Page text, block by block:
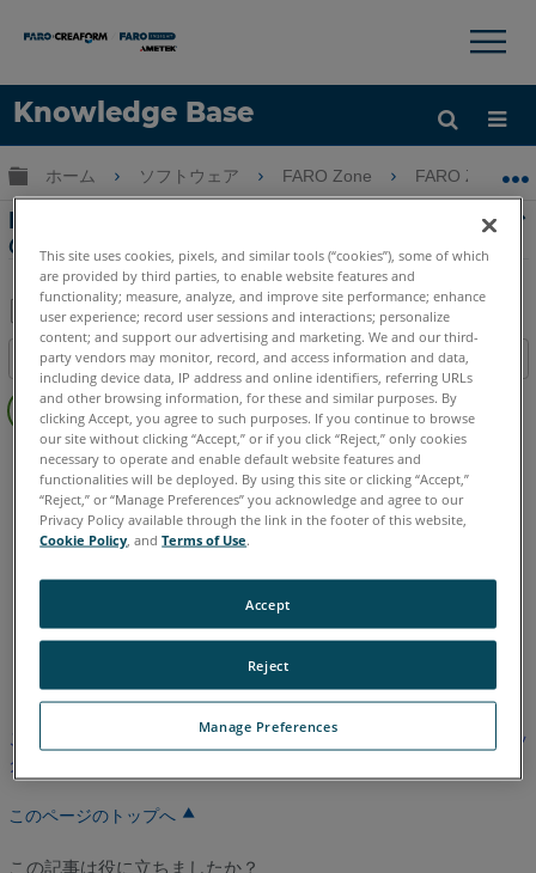
Knowledge Base
言語
ヘルプ サインイン
×
グローバル階層を展開/折りたたむ
ホーム ソフトウェア FARO Zone FARO Zone
FARO ZONE 3DインポートのためのSCENEで
のスキャンの準備
PDF
と
し
て
目次
ッ
ダ
な
SCENE 2025 2024 2023 2022 2021 2020 2019
7.x
FARO Zone 3D
2026 2025 2024 2023 2022
2021
2020 2019 2018
この記事は翻訳されていません。英語版を見るにはここをクリッ
クしてください。
このページのトップへ
この記事は役に立ちましたか？
This site uses cookies, pixels, and similar tools (“cookies”), some of which
are provided by third parties, to enable website features and
functionality; measure, analyze, and improve site performance; enhance
user experience; record user sessions and interactions; personalize
content; and support our advertising and marketing. We and our third-
party vendors may monitor, record, and access information and data,
including device data, IP address and online identifiers, referring URLs
and other browsing information, for these and similar purposes. By
clicking Accept, you agree to such purposes. If you continue to browse
our site without clicking “Accept,” or if you click “Reject,” only cookies
necessary to operate and enable default website features and
functionalities will be deployed. By using this site or clicking “Accept,”
“Reject,” or “Manage Preferences” you acknowledge and agree to our
Privacy Policy available through the link in the footer of this website,
Cookie Policy , andTerms of Use.
Manage Preferences
Reject
Accept